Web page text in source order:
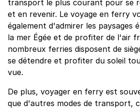
transport le plus courant pour se
et en revenir. Le voyage en ferry
également d'admirer les paysages
la mer Égée et de profiter de l'air
nombreux ferries disposent de
se détendre et profiter du soleil
vue.
De plus, voyager en ferry est
que d'autres modes de transport,